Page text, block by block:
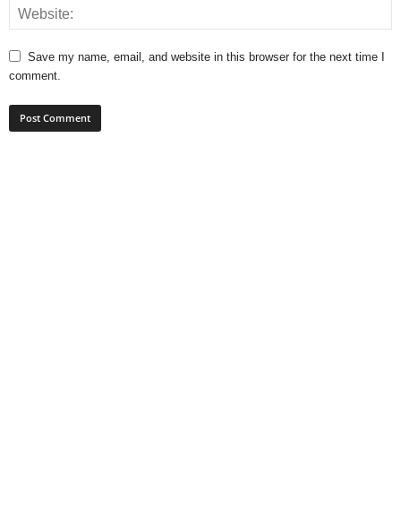
Save my name, email, and website in this browser for the next time I
comment.